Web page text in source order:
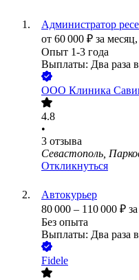
Администратор
от 60 000 ₽ за месяц,
Опыт 1-3 года
Выплаты: Два раза
ООО Клиника
4.8
•
3 отзыва
Севастополь,
Откликнуться
Автокурьер
80 000 – 110 000 ₽
Без опыта
Выплаты: Два раза
Fidele